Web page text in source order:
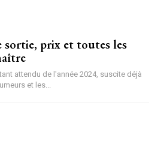
sortie, prix et toutes les
attendu de l'année 2024, suscite déjà
et les...